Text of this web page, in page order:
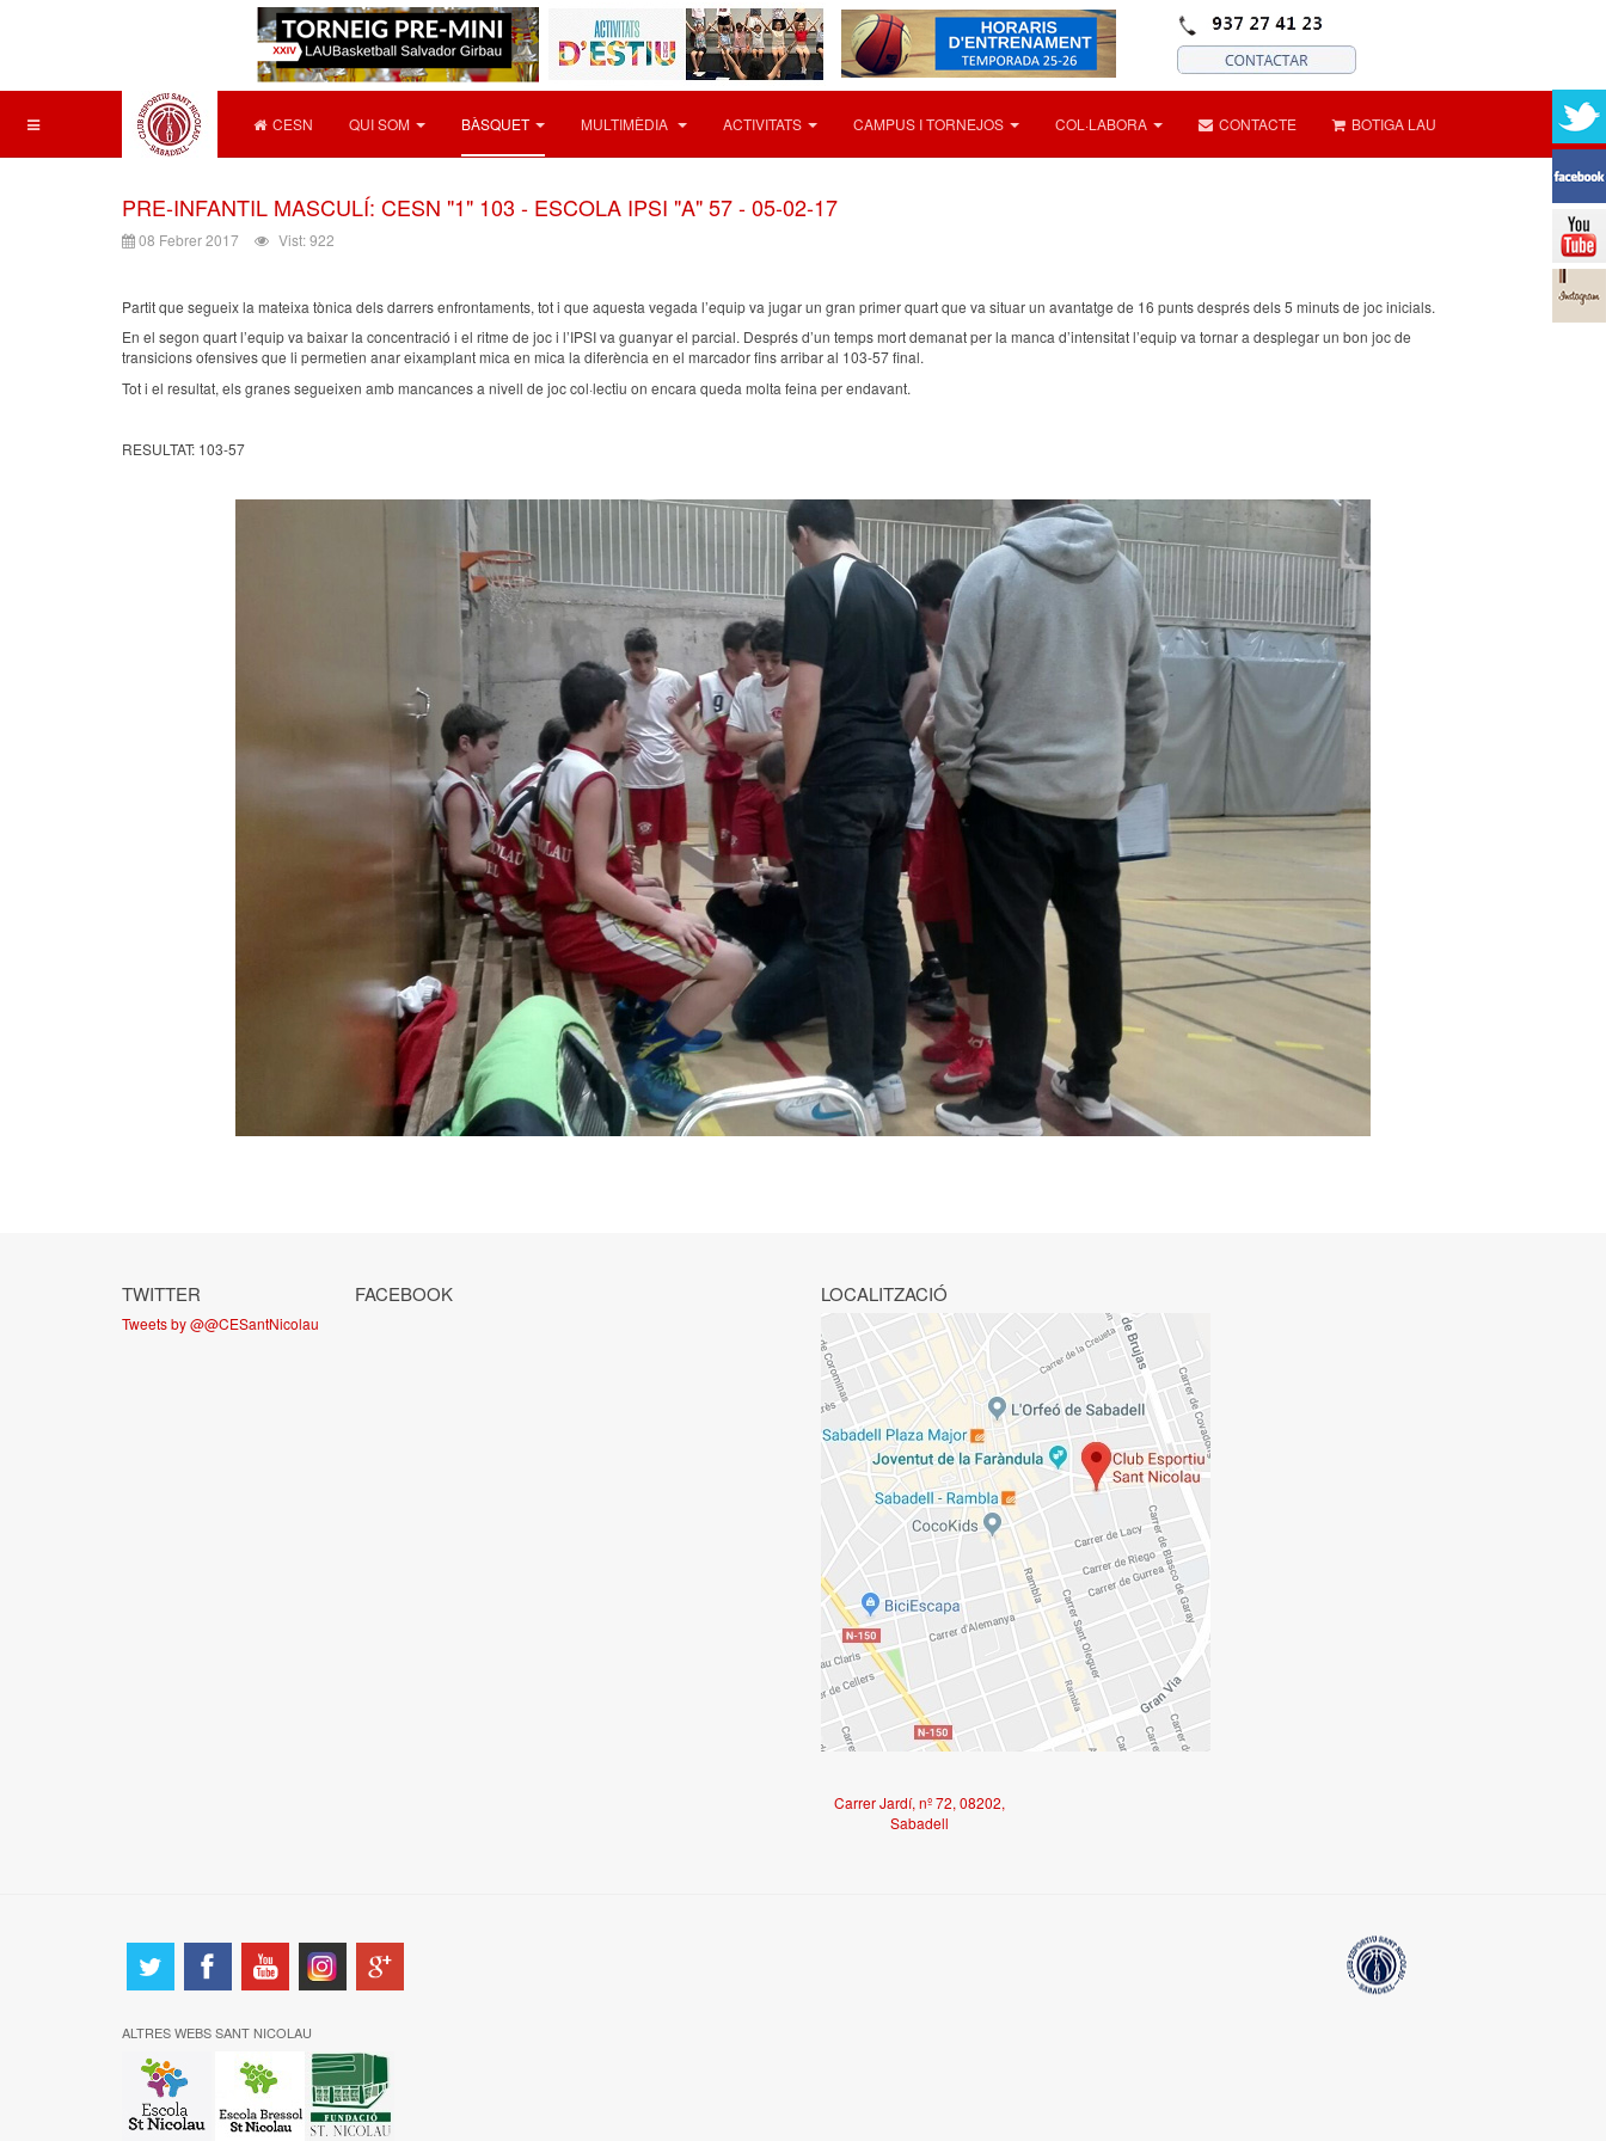
CESN QUI SOM BÀSQUET MULTIMÈDIA ACTIVITATS CAMPUS I TORNEJOS COL·LABORA CONTACTE BOTIGA LAU
PRE-INFANTIL MASCULÍ: CESN "1" 103 - ESCOLA IPSI "A" 57 - 05-02-17
08 Febrer 2017 Vist: 922
Partit que segueix la mateixa tònica dels darrers enfrontaments, tot i que aquesta vegada l’equip va jugar un gran primer quart que va situar un avantatge de 16 punts després dels 5 minuts de joc inicials.
En el segon quart l’equip va baixar la concentració i el ritme de joc i l’IPSI va guanyar el parcial. Després d’un temps mort demanat per la manca d’intensitat l’equip va tornar a desplegar un bon joc de
transicions ofensives que li permetien anar eixamplant mica en mica la diferència en el marcador fins arribar al 103-57 final.
Tot i el resultat, els granes segueixen amb mancances a nivell de joc col·lectiu on encara queda molta feina per endavant.
RESULTAT: 103-57
TWITTER
Tweets by @@CESantNicolau
FACEBOOK LOCALITZACIÓ
Carrer Jardí, nº 72, 08202,
Sabadell
ALTRES WEBS SANT NICOLAU